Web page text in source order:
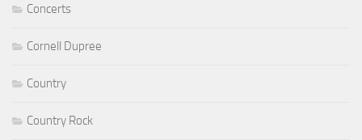
Concerts
Cornell Dupree
Country
Country Rock